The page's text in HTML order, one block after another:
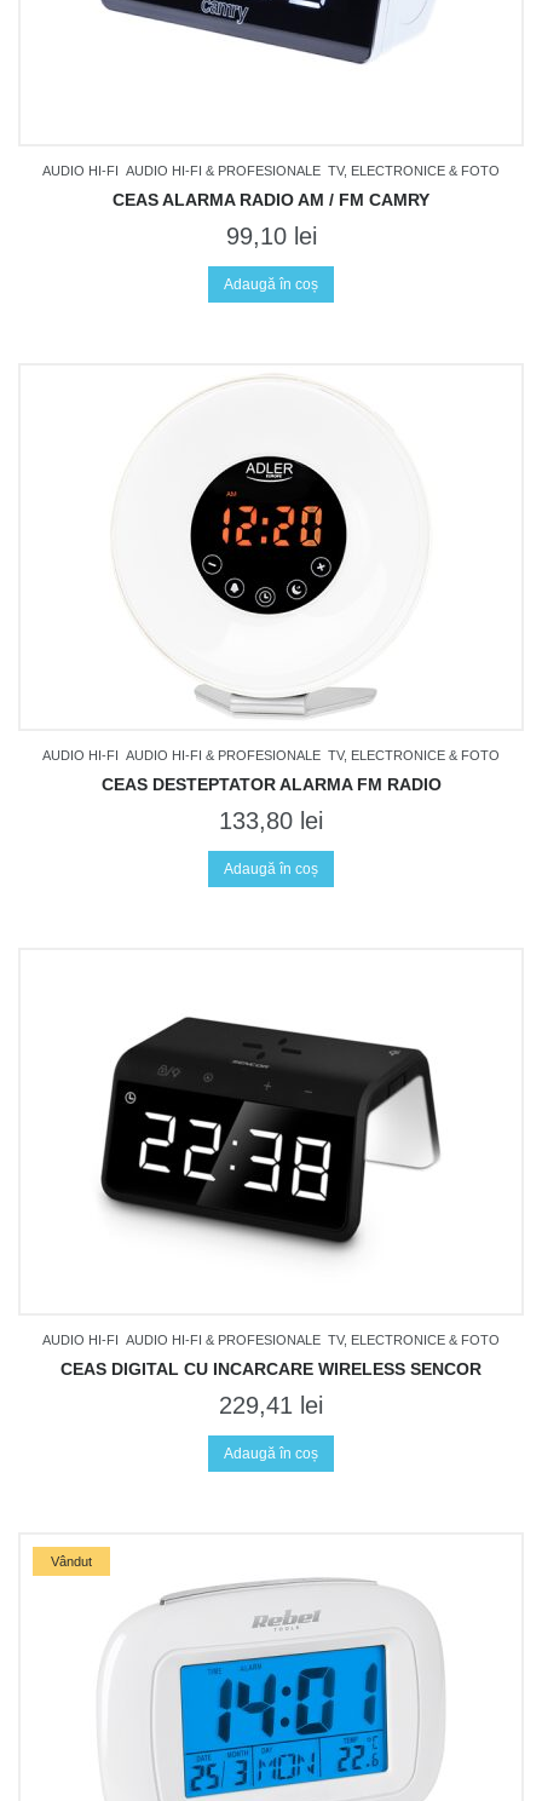
AUDIO HI-FI AUDIO HI-FI & PROFESIONALE TV, ELECTRONICE & FOTO
CEAS ALARMA RADIO AM / FM CAMRY
99,10 lei
Adaugă în coș
AUDIO HI-FI AUDIO HI-FI & PROFESIONALE TV, ELECTRONICE & FOTO
CEAS DESTEPTATOR ALARMA FM RADIO
133,80 lei
Adaugă în coș
AUDIO HI-FI AUDIO HI-FI & PROFESIONALE TV, ELECTRONICE & FOTO
CEAS DIGITAL CU INCARCARE WIRELESS SENCOR
229,41 lei
Adaugă în coș
Vândut